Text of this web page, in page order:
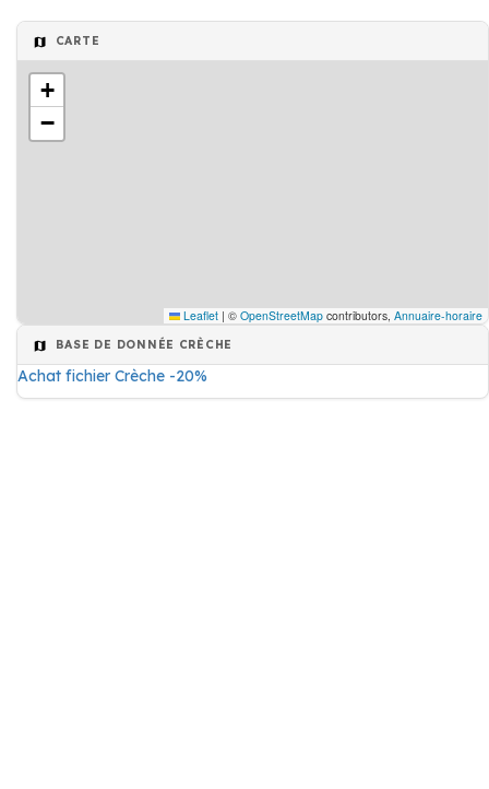
CARTE
+
−
Leaflet | © OpenStreetMap contributors, Annuaire-horaire
BASE DE DONNÉE CRÈCHE
Achat fichier Crèche -20%